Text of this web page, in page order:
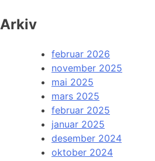
Arkiv
februar 2026
november 2025
mai 2025
mars 2025
februar 2025
januar 2025
desember 2024
oktober 2024